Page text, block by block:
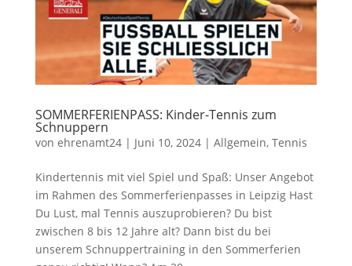
SOMMERFERIENPASS: Kinder-Tennis zum
Schnuppern
von ehrenamt24| Juni 10, 2024| Allgemein, Tennis
Kindertennis mit viel Spiel und Spaß: Unser Angebot
im Rahmen des Sommerferienpasses in Leipzig Hast
Du Lust, mal Tennis auszuprobieren? Du bist
zwischen 8 bis 12 Jahre alt? Dann bist du bei
unserem Schnuppertraining in den Sommerferien